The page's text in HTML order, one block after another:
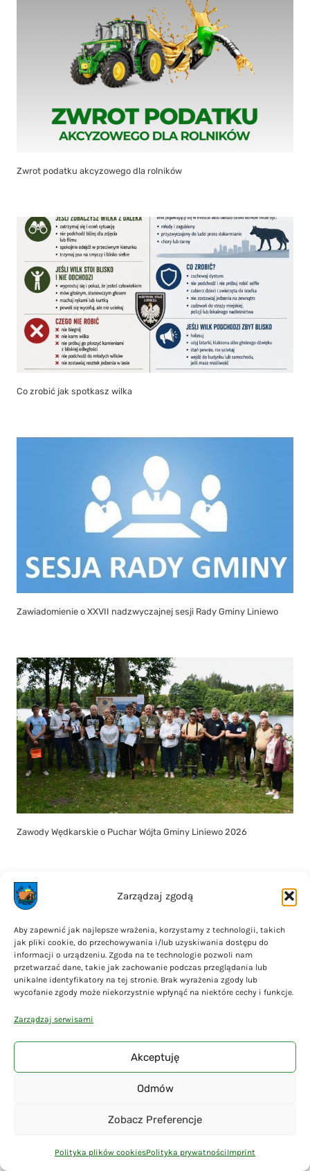
Zarządzaj zgodą
Aby zapewnić jak najlepsze wrażenia, korzystamy z technologii, takich
jak pliki cookie, do przechowywania i/lub uzyskiwania dostępu do
informacji o urządzeniu. Zgoda na te technologie pozwoli nam
przetwarzać dane, takie jak zachowanie podczas przeglądania lub
unikalne identyfikatory na tej stronie. Brak wyrażenia zgody lub
wycofanie zgody może niekorzystnie wpłynąć na niektóre cechy i funkcje.
Zarządzaj serwisami
Akceptuję
Odmów
Zobacz Preferencje
Polityka plików cookiesPolityka prywatnościImprint
Zwrot podatku akcyzowego dla rolników
Co zrobić jak spotkasz wilka
Zawiadomienie o XXVII nadzwyczajnej sesji Rady Gminy Liniewo
Zawody Wędkarskie o Puchar Wójta Gminy Liniewo 2026
LISTA JEDNOSTEK NIEODPŁATNEGO PORADNICTWA DOSTĘPNEGO
DLA MIESZKAŃCÓW POWIATU KOŚCIERSKIEGO